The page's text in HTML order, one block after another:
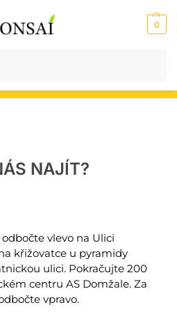
0
E-SHOPU
NAJÍT?
vlevo na Ulici
křižovatce u pyramidy
ulici. Pokračujte 200
centru AS Domžale. Za
vpravo.